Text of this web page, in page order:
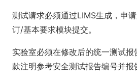
测试请求必须通过LIMS生成，申
订/基本要求模块提交。
实验室必须在修改后的统一测试
款注明参考安全测试报告编号并报